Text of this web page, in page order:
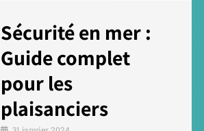
Sécurité en mer :
Guide complet
pour les
plaisanciers